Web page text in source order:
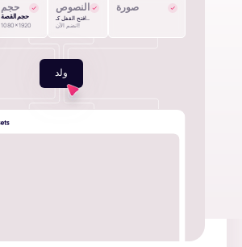
حجم
حجم القصة
1080x1920
النصوص
افتح القفل كـ..
انضم الآن!
صورة
ولد